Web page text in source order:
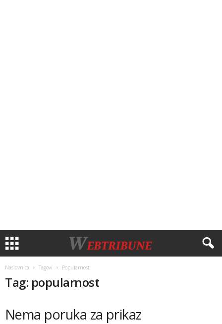
Naslovnica Tagovi Popularnost
Tag: popularnost
Nema poruka za prikaz